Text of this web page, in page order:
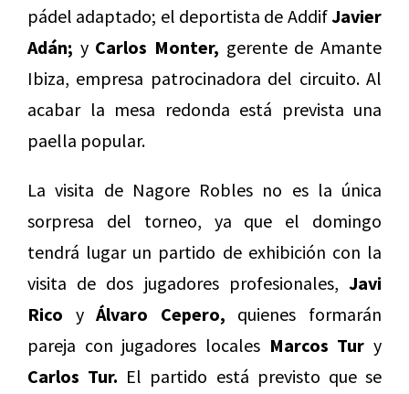
pádel adaptado; el deportista de AddifJavier
Adán; y Carlos Monter, gerente de Amante
Ibiza, empresa patrocinadora del circuito. Al
acabar la mesa redonda está prevista una
paella popular.
La visita de Nagore Robles no es la única
sorpresa del torneo, ya que el domingo
tendrá lugar un partido de exhibición con la
visita de dos jugadores profesionales, Javi
Rico yÁlvaro Cepero, quienes formarán
pareja con jugadores locales Marcos Tur y
Carlos Tur. El partido está previsto que se